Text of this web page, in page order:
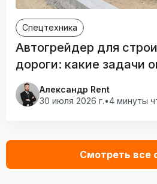
Спецтехника
Автогрейдер для
дороги: какие задачи
площадке
Александр Rent
30 июля 2026 г.•4 минуты
Смотреть все